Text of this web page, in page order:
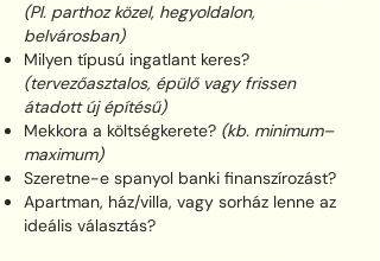
(Pl. parthoz közel, hegyoldalon,
belvárosban)
Milyen típusú ingatlant keres?
(tervezőasztalos, épülő vagy frissen
átadott új építésű)
Mekkora a költségkerete? (kb. minimum–
maximum)
Szeretne-e spanyol banki finanszírozást?
Apartman, ház/villa, vagy sorház lenne az
ideális választás?